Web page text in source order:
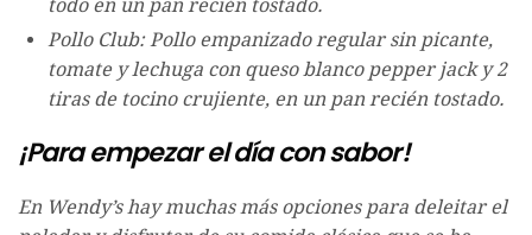
todo en un pan recién tostado.
Pollo Club: Pollo empanizado regular sin picante,
tomate y lechuga con queso blanco pepper jack y 2
tiras de tocino crujiente, en un pan recién tostado.
¡Para empezar el día con sabor!
En Wendy’s hay muchas más opciones para deleitar el